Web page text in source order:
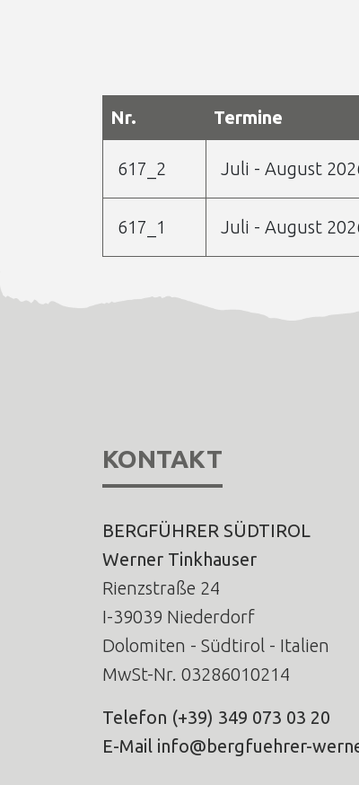
Nr. Termine
617_2 Juli - August
617_1 Juli - August
KONTAKT
BERGFÜHRER SÜDTIROL
Werner Tinkhauser
Rienzstraße 24
I-39039 Niederdorf
Dolomiten - Südtirol - Italien
MwSt-Nr. 03286010214
Telefon (+39) 349 073 03 20
E-Mail info@bergfuehrer-